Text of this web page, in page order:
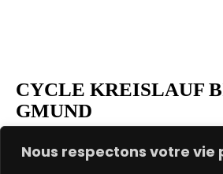
Nous respectons votre vie
CYCLE KREISLAUF
GMUND
Cycle Kreislauf Bio Cycle de